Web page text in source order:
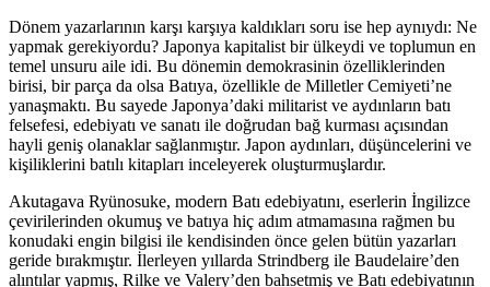
Dönem yazarlarının karşı karşıya kaldıkları soru ise hep aynıydı: Ne
yapmak gerekiyordu? Japonya kapitalist bir ülkeydi ve toplumun en
temel unsuru aile idi. Bu dönemin demokrasinin özelliklerinden
birisi, bir parça da olsa Batıya, özellikle de Milletler Cemiyeti’ne
yanaşmaktı. Bu sayede Japonya’daki militarist ve aydınların batı
felsefesi, edebiyatı ve sanatı ile doğrudan bağ kurması açısından
hayli geniş olanaklar sağlanmıştır. Japon aydınları, düşüncelerini ve
kişiliklerini batılı kitapları inceleyerek oluşturmuşlardır.
Akutagava Ryünosuke, modern Batı edebiyatını, eserlerin İngilizce
çevirilerinden okumuş ve batıya hiç adım atmamasına rağmen bu
konudaki engin bilgisi ile kendisinden önce gelen bütün yazarları
geride bırakmıştır. İlerleyen yıllarda Strindberg ile Baudelaire’den
alıntılar yapmış, Rilke ve Valery’den bahsetmiş ve Batı edebiyatının